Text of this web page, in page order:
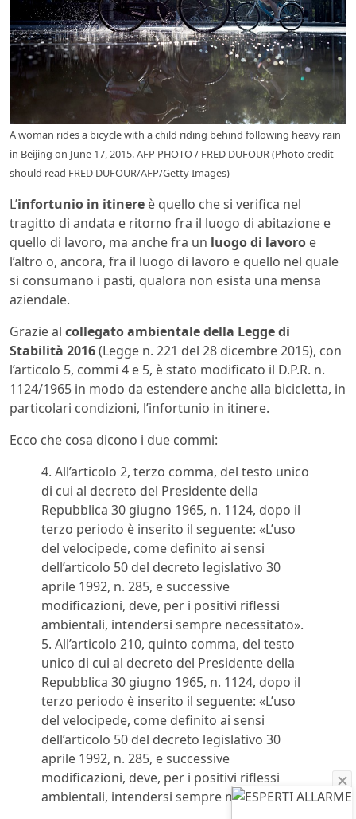
A woman rides a bicycle with a child riding behind following heavy rain
in Beijing on June 17, 2015. AFP PHOTO / FRED DUFOUR (Photo credit
should read FRED DUFOUR/AFP/Getty Images)
L’infortunio in itinere è quello che si verifica nel
tragitto di andata e ritorno fra il luogo di abitazione e
quello di lavoro, ma anche fra un luogo di lavoro e
l’altro o, ancora, fra il luogo di lavoro e quello nel quale
si consumano i pasti, qualora non esista una mensa
aziendale.
Grazie al collegato ambientale della Legge di
Stabilità 2016(Legge n. 221 del 28 dicembre 2015), con
l’articolo 5, commi 4 e 5, è stato modificato il D.P.R. n.
1124/1965 in modo da estendere anche alla bicicletta, in
particolari condizioni, l’infortunio in itinere.
Ecco che cosa dicono i due commi:
4. All’articolo 2, terzo comma, del testo unico
di cui al decreto del Presidente della
Repubblica 30 giugno 1965, n. 1124, dopo il
terzo periodo è inserito il seguente: «L’uso
del velocipede, come definito ai sensi
dell’articolo 50 del decreto legislativo 30
aprile 1992, n. 285, e successive
modificazioni, deve, per i positivi riflessi
ambientali, intendersi sempre necessitato».
5. All’articolo 210, quinto comma, del testo
unico di cui al decreto del Presidente della
Repubblica 30 giugno 1965, n. 1124, dopo il
terzo periodo è inserito il seguente: «L’uso
del velocipede, come definito ai sensi
dell’articolo 50 del decreto legislativo 30
aprile 1992, n. 285, e successive
modificazioni, deve, per i positivi riflessi
ambientali, intendersi sempre necessitato».